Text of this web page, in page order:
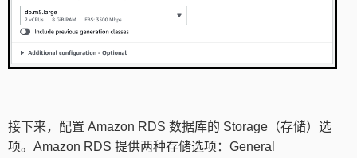
接下来，配置 Amazon RDS 数据库的 Storage（存储）选
项。Amazon RDS 提供两种存储选项：General